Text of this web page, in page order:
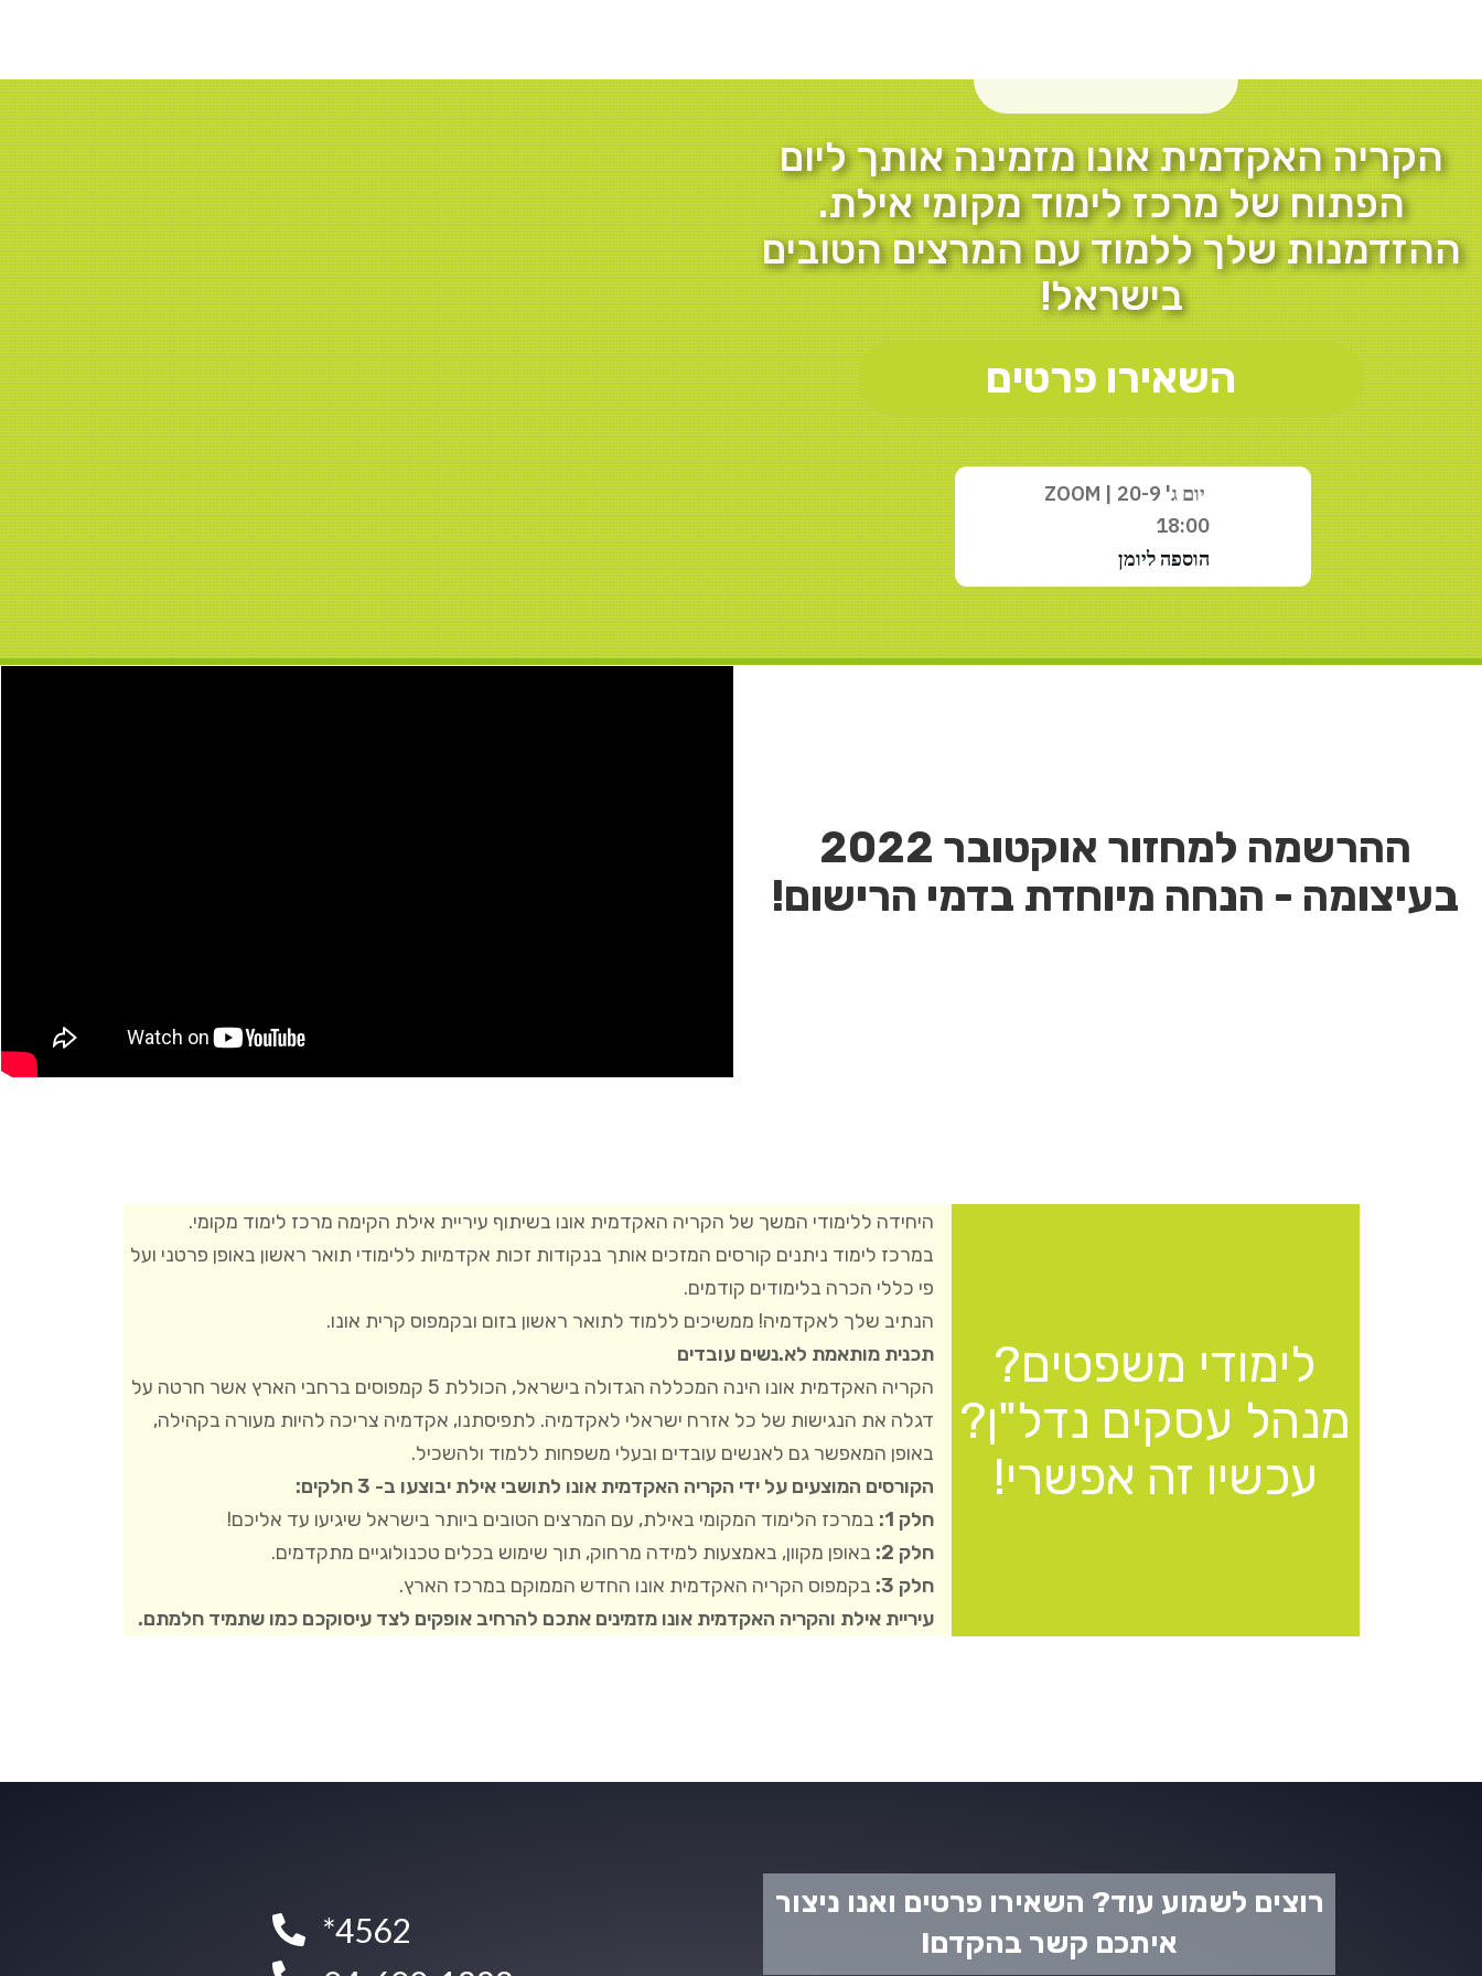
הקריה האקדמית אונו מזמינה אותך ליום
הפתוח של מרכז לימוד מקומי אילת.
ההזדמנות שלך ללמוד עם המרצים הטובים
בישראל!
השאירו פרטים
יום ג' 20-9 | ZOOM
18:00
הוספה ליומן
ההרשמה למחזור אוקטובר 2022
בעיצומה - הנחה מיוחדת בדמי הרישום!
לימודי משפטים?
מנהל עסקים נדל"ן?
עכשיו זה אפשרי!
היחידה ללימודי המשך של הקריה האקדמית אונו בשיתוף עיריית אילת הקימה מרכז לימוד מקומי.
במרכז לימוד ניתנים קורסים המזכים אותך בנקודות זכות אקדמיות ללימודי תואר ראשון באופן פרטני ועל
פי כללי הכרה בלימודים קודמים.
הנתיב שלך לאקדמיה! ממשיכים ללמוד לתואר ראשון בזום ובקמפוס קרית אונו.
תכנית מותאמת לא.נשים עובדים
הקריה האקדמית אונו הינה המכללה הגדולה בישראל, הכוללת 5 קמפוסים ברחבי הארץ אשר חרטה על
דגלה את הנגישות של כל אזרח ישראלי לאקדמיה. לתפיסתנו, אקדמיה צריכה להיות מעורה בקהילה,
באופן המאפשר גם לאנשים עובדים ובעלי משפחות ללמוד ולהשכיל.
הקורסים המוצעים על ידי הקריה האקדמית אונו לתושבי אילת יבוצעו ב- 3 חלקים:
חלק 1:
במרכז הלימוד המקומי באילת, עם המרצים הטובים ביותר בישראל שיגיעו עד אליכם!
חלק 2:
באופן מקוון, באמצעות למידה מרחוק, תוך שימוש בכלים טכנולוגיים מתקדמים.
חלק 3:
בקמפוס הקריה האקדמית אונו החדש הממוקם במרכז הארץ.
עיריית אילת והקריה האקדמית אונו מזמינים אתכם להרחיב אופקים לצד עיסוקכם כמו שתמיד חלמתם.
4562*
רוצים לשמוע עוד? השאירו פרטים ואנו ניצור
איתכם קשר בהקדם!